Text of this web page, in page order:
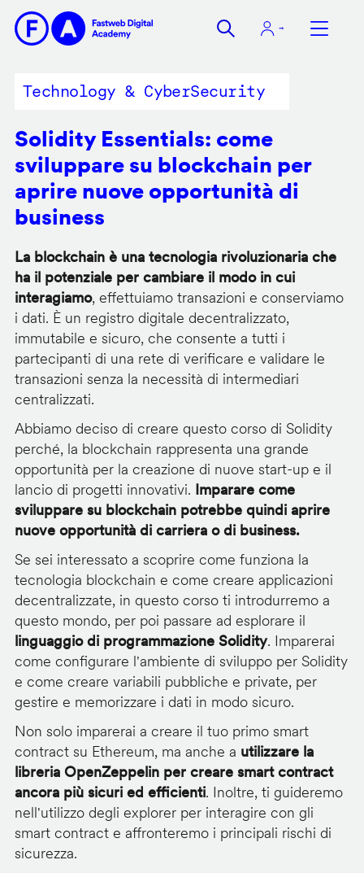
contenuto
Technology & CyberSecurity
Solidity Essentials: come
sviluppare su blockchain per
aprire nuove opportunità di
business
La blockchain è una tecnologia rivoluzionaria che
ha il potenziale per cambiare il modo in cui
interagiamo, effettuiamo transazioni e conserviamo
i dati. È un registro digitale decentralizzato,
immutabile e sicuro, che consente a tutti i
partecipanti di una rete di verificare e validare le
transazioni senza la necessità di intermediari
centralizzati.
Abbiamo deciso di creare questo corso di Solidity
perché, la blockchain rappresenta una grande
opportunità per la creazione di nuove start-up e il
lancio di progetti innovativi. Imparare come
sviluppare su blockchain potrebbe quindi aprire
nuove opportunità di carriera o di business.
Se sei interessato a scoprire come funziona la
tecnologia blockchain e come creare applicazioni
decentralizzate, in questo corso ti introdurremo a
questo mondo, per poi passare ad esplorare il
linguaggio di programmazione Solidity. Imparerai
come configurare l'ambiente di sviluppo per Solidity
e come creare variabili pubbliche e private, per
gestire e memorizzare i dati in modo sicuro.
Non solo imparerai a creare il tuo primo smart
contract su Ethereum, ma anche a utilizzare la
libreria OpenZeppelin per creare smart contract
ancora più sicuri ed efficienti. Inoltre, ti guideremo
nell'utilizzo degli explorer per interagire con gli
smart contract e affronteremo i principali rischi di
sicurezza.